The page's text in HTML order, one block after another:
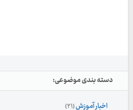
دسته بندی موضوعی:
اخبار آموزش(۲۱)